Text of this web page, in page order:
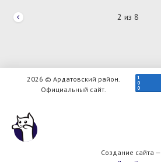
2 из 8
2026 © Ардатовский район.
Официальный сайт.
Создание сайта —